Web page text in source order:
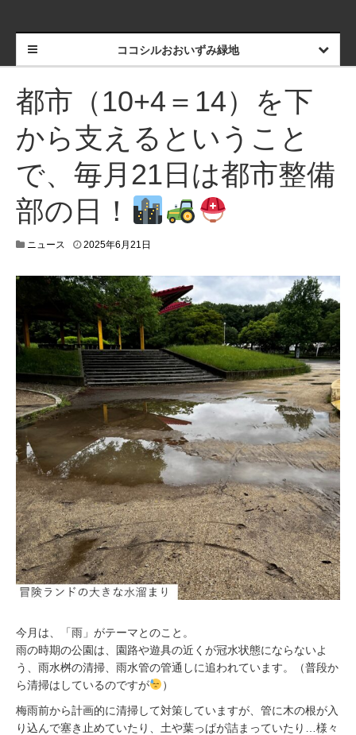
ココシルおおいずみ緑地
都市（10+4＝14）を下
から支えるということ
で、毎月21日は都市整備
部の日！
ニュース 2025年6月21日
今月は、「雨」がテーマとのこと。
雨の時期の公園は、園路や遊具の近くが冠水状態にならないよ
う、雨水桝の清掃、雨水管の管通しに追われています。（普段か
ら清掃はしているのですが
）
梅雨前から計画的に清掃して対策していますが、管に木の根が入
り込んで塞き止めていたり、土や葉っぱが詰まっていたり…様々